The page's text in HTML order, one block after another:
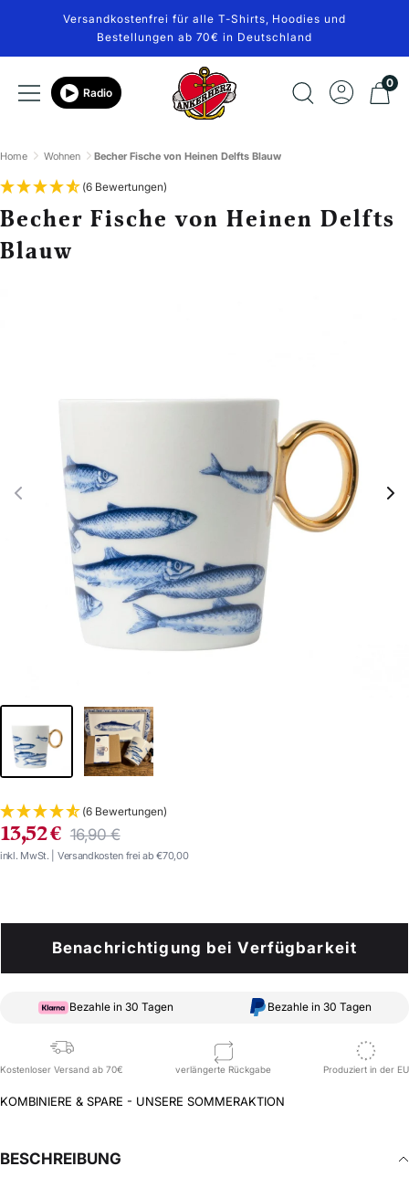
Inhalt
Versandkostenfrei für alle T-Shirts, Hoodies und
Bestellungen ab 70€ in Deutschland
NavigationRadio
Ankerherz
Verlag
0
Home Wohnen Becher Fische von Heinen Delfts Blauw
Becher Fische von Heinen Delfts
Blauw
(6 Bewertungen)
(6 Bewertungen)
ANGEBOTSPREIS
13,52 € Regulärer
Preis
16,90 €
inkl. MwSt. | Versandkosten frei ab €70,00
Benachrichtigung bei Verfügbarkeit
Bezahle in 30 Tagen Bezahle in 30 Tagen
Kostenloser Versand ab 70€ verlängerte Rückgabe Produziert in der EU
KOMBINIERE & SPARE - UNSERE SOMMERAKTION
BESCHREIBUNG